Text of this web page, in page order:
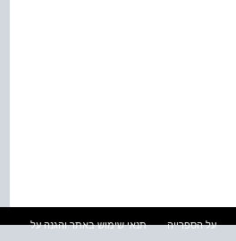
על הספרייה
תנאי שימוש באתר והגנה על